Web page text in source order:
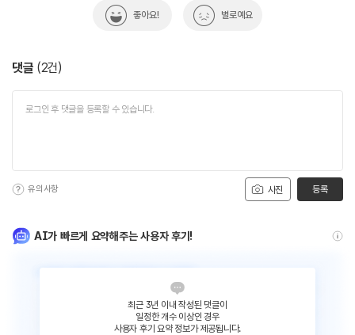
좋아요! 별로예요
댓글 (2건)
사진
유의사항 등록
AI가 빠르게 요약해주는 사용자 후기!
최근 3년 이내 작성된 댓글이
일정한 개수 이상인 경우
사용자 후기 요약 정보가 제공됩니다.